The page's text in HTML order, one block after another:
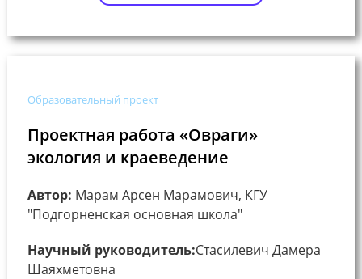
Образовательный проект
Проектная работа «Овраги»
экология и краеведение
Автор: Марам Арсен Марамович, КГУ
"Подгорненская основная школа"
Научный руководитель:Стасилевич Дамера
Шаяхметовна